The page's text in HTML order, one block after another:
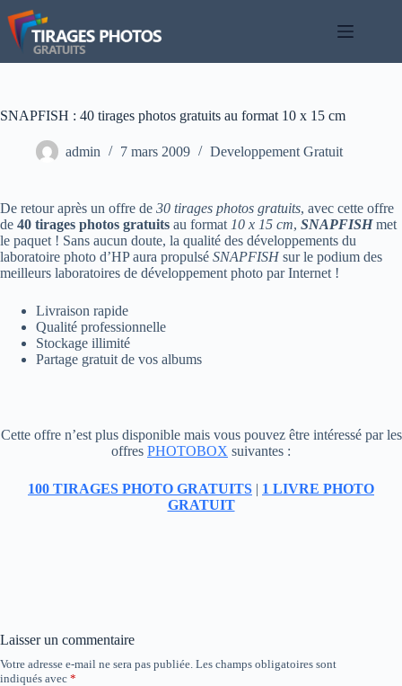
Passer
au
contenu
SNAPFISH : 40 tirages photos gratuits au format 10 x 15 cm
admin 7 mars 2009 Developpement Gratuit
De retour après un offre de 30 tirages photos gratuits, avec cette offre
de 40 tirages photos gratuits au format 10 x 15 cm, SNAPFISHmet
le paquet ! Sans aucun doute, la qualité des développements du
laboratoire photo d’HP aura propulsé SNAPFISH sur le podium des
meilleurs laboratoires de développement photo par Internet !
Livraison rapide
Qualité professionnelle
Stockage illimité
Partage gratuit de vos albums
Cette offre n’est plus disponible mais vous pouvez être intéressé par les
offres PHOTOBOX suivantes :
100 TIRAGES PHOTO GRATUITS | 1 LIVRE PHOTO
GRATUIT
Laisser un commentaire
Votre adresse e-mail ne sera pas publiée. Les champs obligatoires sont
indiqués avec *